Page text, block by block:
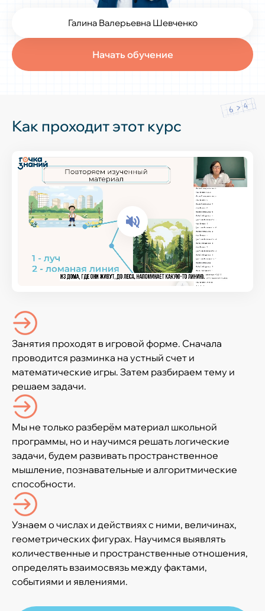
Начать обучение
Галина Валерьевна Шевченко
Как проходит этот курс
Занятия проходят в игровой форме. Сначала
проводится разминка на устный счет и
математические игры. Затем разбираем тему и
решаем задачи.
Мы не только разберём материал школьной
программы, но и научимся решать логические
задачи, будем развивать пространственное
мышление, познавательные и алгоритмические
способности.
Узнаем о числах и действиях с ними, величинах,
геометрических фигурах. Научимся выявлять
количественные и пространственные отношения,
определять взаимосвязь между фактами,
событиями и явлениями.